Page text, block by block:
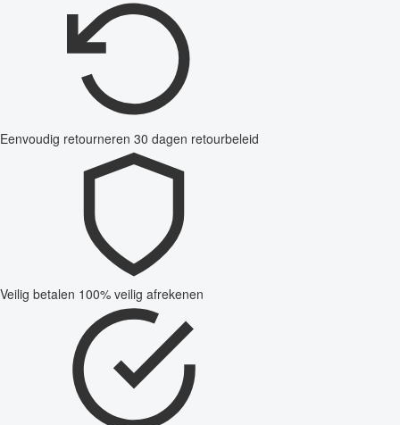
Eenvoudig retourneren 30 dagen retourbeleid
Veilig betalen 100% veilig afrekenen